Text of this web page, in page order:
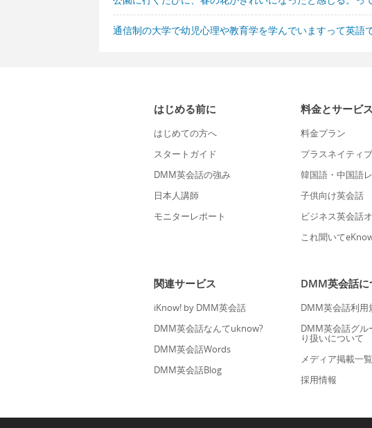
通信制の大学で幼児心理や教育学を学んでいますって英語
はじめる前に
はじめての方へ
スタートガイド
DMM英会話の強み
日本人講師
モニターレポート
料金とサービス
料金プラン
プラスネイティ
韓国語・中国語
子供向け英会話
ビジネス英会話
これ聞いて
関連サービス
iKnow! by DMM英会話
DMM英会話なんてuknow?
DMM英会話Words
DMM英会話Blog
DMM英会話に
DMM英会話利用
DMM英会話グル
り扱いについて
メディア掲載一覧
採用情報